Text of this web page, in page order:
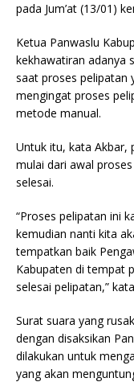
pada Jum’at (13/01)
Ketua Panwaslu
kekhawatiran adanya
saat proses pelipatan
mengingat proses
metode manual.
Untuk itu, kata Akbar,
mulai dari awal
selesai.
“Proses pelipatan ini
kemudian nanti kita
tempatkan baik
Kabupaten di tempat
selesai pelipatan,”
Surat suara yang
dengan disaksikan
dilakukan untuk
yang akan